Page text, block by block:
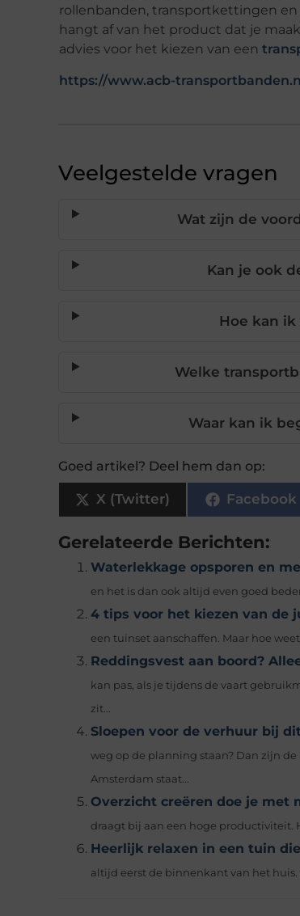
rollenbanden, transportkettingen
hangt af van het product dat je
advies voor het kiezen van een
https://www.acb-
Veelgestelde vragen
Wat zijn de
Kan je ook
Hoe kan
Welke
Waar kan ik
Goed artikel? Deel hem dan op:
X (Twitter) Facebook
Gerelateerde Berichten:
Waterlekkage opsporen en
en het is dan ook altijd even goed
4 tips voor het kiezen van de
een tuinset aanschaffen. Maar hoe
Reddingsvest aan boord?
kan pas, als je tijdens de vaart
zit...
Sloepen voor de verhuur bij
weg op de planning staan? Dan zijn
Amsterdam staat...
Overzicht creëren doe je met
draagt ​​bij aan een hoge productiviteit.
Heerlijk relaxen in een tuin
altijd eerst de binnenkant van het